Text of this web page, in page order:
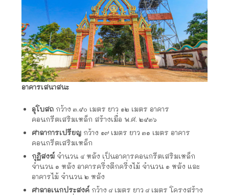
อาคารเสนาสนะ
อุโบสถ กว้าง ๓.๕๐ เมตร ยาว ๑๒ เมตร อาคาร
คอนกรีตเสริมเหล็ก สร้างเมื่อ พ.ศ. ๒๕๓๖
ศาลาการเปรียญ กว้าง ๑๙ เมตร ยาว ๓๑ เมตร อาคาร
คอนกรีตเสริมเหล็ก
กุฏิสงฆ์ จำนวน ๔ หลัง เป็นอาคารคอนกรีตเสริมเหล็ก
จำนวน ๑ หลัง อาคารครึ่งตึกครึ่งไม้ จำนวน ๑ หลัง และ
อาคารไม้ จำนวน ๒ หลัง
ศาลาอเนกประสงค์ กว้าง ๘ เมตร ยาว ๘ เมตร โครงสร้าง